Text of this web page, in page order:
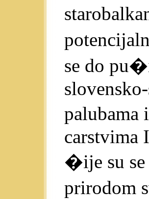
se do
palubama
carstvima
�ije su se
prirodom